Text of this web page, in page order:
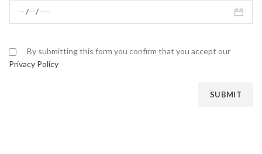
By submitting this form you confirm that you accept our
Privacy Policy